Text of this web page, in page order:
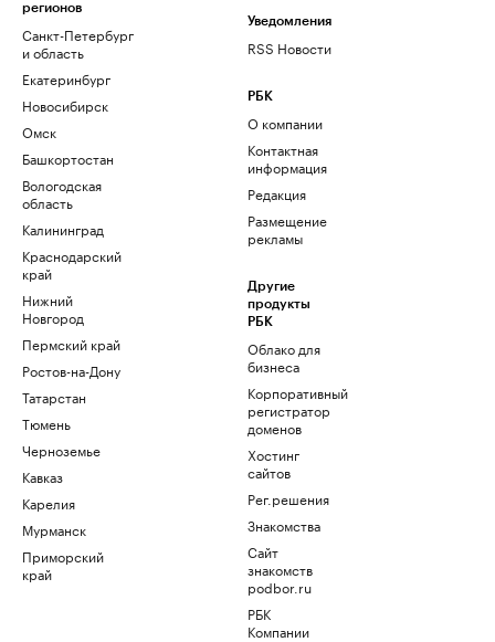
регионов
Санкт-Петербург
и область
Екатеринбург
Новосибирск
Омск
Башкортостан
Вологодская
область
Калининград
Краснодарский
край
Нижний
Новгород
Пермский край
Ростов-на-Дону
Татарстан
Тюмень
Черноземье
Кавказ
Карелия
Мурманск
Приморский
край
Уведомления
RSS Новости
РБК
О компании
Контактная
информация
Редакция
Размещение
рекламы
Другие
продукты
РБК
Облако для
бизнеса
Корпоративный
регистратор
доменов
Хостинг
сайтов
Рег.решения
Знакомства
Сайт
знакомств
podbor.ru
РБК
Компании